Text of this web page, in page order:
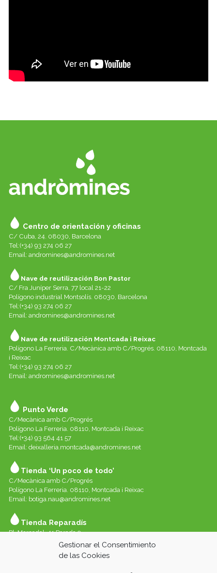
Gestionar el Consentimiento
de las Cookies
Centro de orientación y oficinas
C/ Cuba, 24. 08030, Barcelona
Tel:(+34) 93 274 06 27
Email: andromines@andromines.net
Nave de reutilización Bon Pastor
C/ Fra Juníper Serra, 77 local 21-22
Polígono industrial Montsolís. 08030, Barcelona
Tel:(+34) 93 274 06 27
Email: andromines@andromines.net
Nave de reutilización Montcada i Reixac
Polígono La Ferreria. C/Mecànica amb C/Progrés. 08110, Montcada
i Reixac
Tel:(+34) 93 274 06 27
Email: andromines@andromines.net
Punto Verde
C/Mecànica amb C/Progrés
Polígono La Ferreria. 08110, Montcada i Reixac
Tel:(+34) 93 564 41 57
Email: deixalleria.montcada@andromines.net
Tienda ‘Un poco de todo’
C/Mecànica amb C/Progrés
Polígono La Ferreria. 08110, Montcada i Reixac
Email: botiga.nau@andromines.net
Tienda Reparadís
Pl. Mercadal, 41 Parada 9
Galerías del Mercado de Sant Andreu. 08030 Barcelona
reparadis@andromines.net